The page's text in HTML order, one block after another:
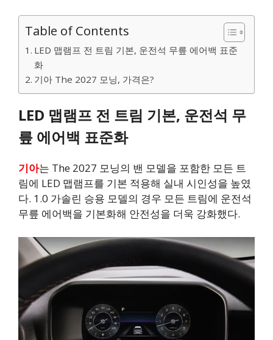
Table of Contents
LED 맵램프 전 트림 기본, 운전석 무릎 에어백 표준
화
기아 The 2027 모닝, 가격은?
LED 맵램프 전 트림 기본, 운전석 무
릎 에어백 표준화
기아는 The 2027 모닝의 밴 모델을 포함한 모든 트
림에 LED 맵램프를 기본 적용해 실내 시인성을 높였
다. 1.0 가솔린 승용 모델의 경우 모든 트림에 운전석
무릎 에어백을 기본화해 안전성을 더욱 강화했다.